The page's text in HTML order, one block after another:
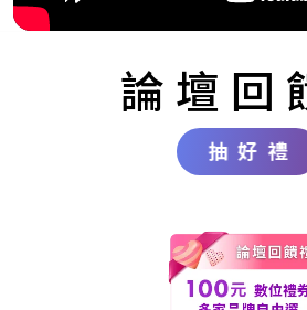
論壇回
抽好禮